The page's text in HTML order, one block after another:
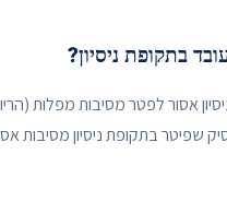
בתקופת ניסיון?
אסור לפטר מסיבות מפלות
שפיטר בתקופת ניסיון מסיבות